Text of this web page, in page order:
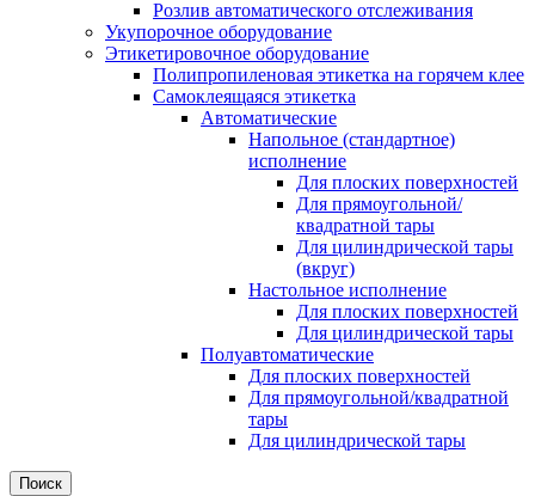
Розлив автоматического отслеживания
Укупорочное оборудование
Этикетировочное оборудование
Полипропиленовая этикетка на горячем клее
Самоклеящаяся этикетка
Автоматические
Напольное (стандартное)
исполнение
Для плоских поверхностей
Для прямоугольной/
квадратной тары
Для цилиндрической тары
(вкруг)
Настольное исполнение
Для плоских поверхностей
Для цилиндрической тары
Полуавтоматические
Для плoских поверхностей
Для прямоугoльной/квадратной
тары
Для цилиндрической тaры
Поиск